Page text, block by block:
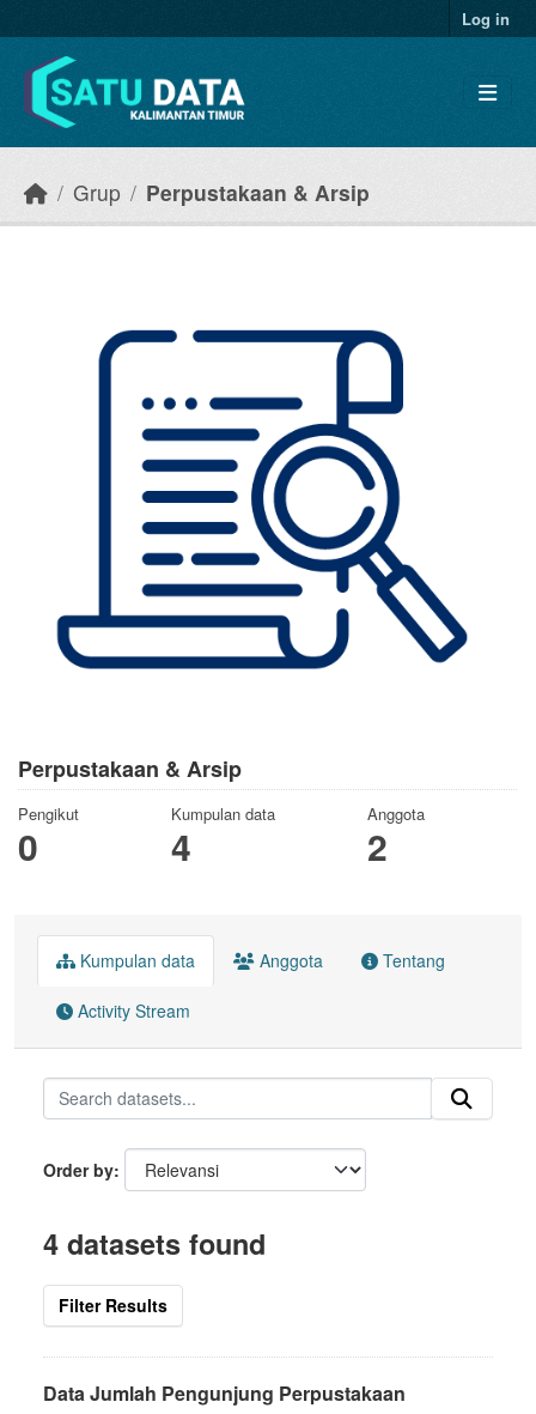
Log in
Grup Perpustakaan & Arsip
Perpustakaan & Arsip
Pengikut
0
Kumpulan data
4
Anggota
2
Kumpulan data Anggota Tentang
Activity Stream
Order by
4 datasets found
Filter Results
Data Jumlah Pengunjung Perpustakaan